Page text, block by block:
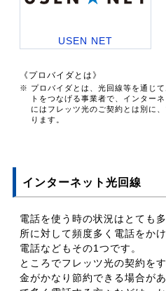
USEN NET
《プロバイダとは》
※ プロバイダとは、光回線等を通じ
トをつなげる事業者で、インター
にはフレッツ光のご契約とは別に
ります。
インターネット光回線
電話を使う時の状況はとても
所に対して頻度多く電話をか
電話などもその1つです。
ところでフレッツ光の契約を
金がかなり節約できる場合が